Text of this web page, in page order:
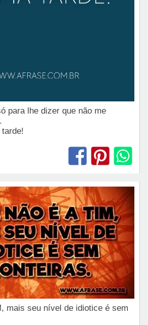
para lhe dizer que não me
tarde!
mais seu nível de idiotice é sem